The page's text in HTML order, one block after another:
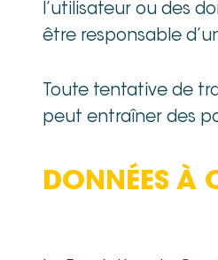
l’utilisateur ou des
être responsable
Toute tentative de
peut entraîner des
DONNÉES À